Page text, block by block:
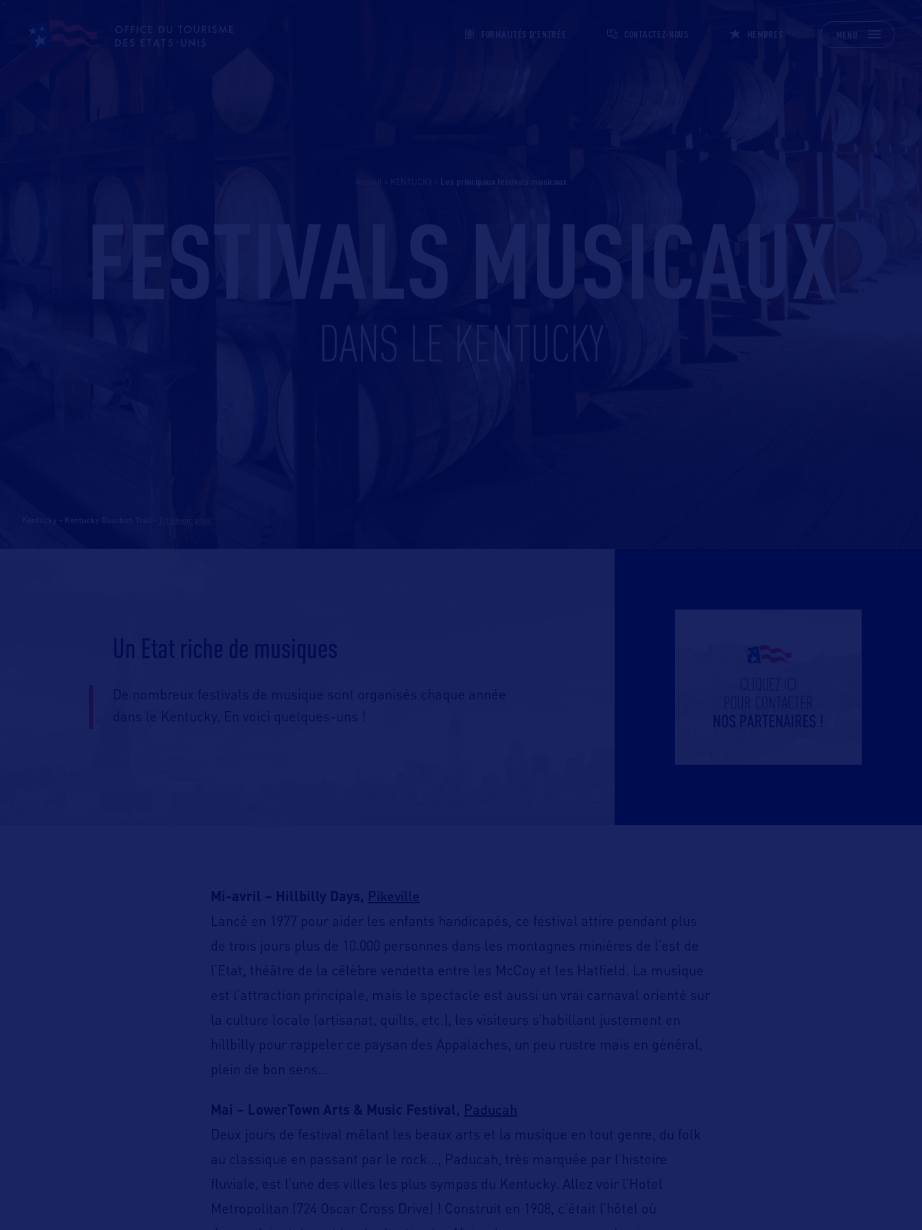
FORMALITÉS D'ENTRÉE CONTACTEZ-NOUS MEMBRES MENU
les principaux festivals musicaux
FESTIVALS MUSICAUX
DANS LE KENTUCKY
Kentucky - Kentucky Bourbon Trail
Un Etat riche de musiques
De nombreux festivals de musique sont organisés chaque année
dans le Kentucky. En voici quelques-uns !
Mi-avril – Hillbilly Days, Pikeville
Lancé en 1977 pour aider les enfants handicapés, ce festival attire pendant plus
de trois jours plus de 10.000 personnes dans les montagnes minières de l’est de
l’Etat, théâtre de la célèbre vendetta entre les McCoy et les Hatfield. La musique
est l’attraction principale, mais le spectacle est aussi un vrai carnaval orienté sur
la culture locale (artisanat, quilts, etc.), les visiteurs s’habillant justement en
hillbilly pour rappeler ce paysan des Appalaches, un peu rustre mais en général,
plein de bon sens…
Mai – LowerTown Arts & Music Festival, Paducah
Deux jours de festival mêlant les beaux arts et la musique en tout genre, du folk
au classique en passant par le rock…, Paducah, très marquée par l’histoire
fluviale, est l’une des villes les plus sympas du Kentucky. Allez voir l’Hotel
Metropolitan (724 Oscar Cross Drive) ! Construit en 1908, c’était l’hôtel où